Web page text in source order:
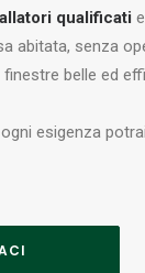
qualificati
abitata, senza
belle ed
esigenza